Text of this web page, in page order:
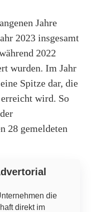
Jahre
2023 insgesamt
2022
wurden. Im Jahr
Spitze dar, die
wird. So
28 gemeldeten
die
direkt im